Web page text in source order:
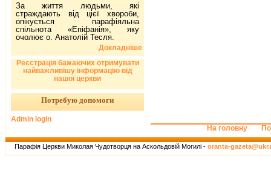
За життя людьми, які
страждають від цієї хвороби,
опікується парафіяльна
спільнота «Епіфанія», яку
очолює о. Анатолій Тесля.
Докладніше
Реєстрація бажаючих отримувати
найважливішу інформацію від
нашої церкви
Потребую допомоги
Admin login
На головну
Парафія Церкви Миколая Чудотворця на Аскольдовій Могилі - oranta-